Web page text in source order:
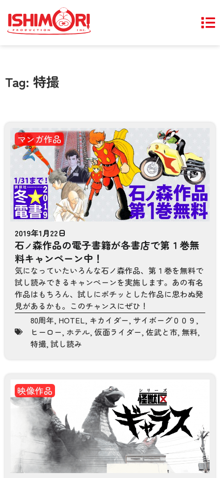
Tag: 特撮
マンガ作品
2019年1月22日
石ノ森作品の電子書籍が各書店で第１巻無
料キャンペーン中！
気になっていたいろんな石ノ森作品、第１巻を無料で
試し読みできるキャンペーンを実施します。あの有名
作品はもちろん、試しにポチッとした作品に思わぬ発
見があるかも。このチャンスにぜひ！
80周年, HOTEL, キカイダー, サイボーグ００９ ,
ヒーロー, ホテル, 仮面ライダー, 佐武と市, 無料,
特撮, 試し読み
映像作品